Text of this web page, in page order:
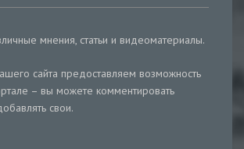
мнения, статьи и видеоматериалы.
сайта предоставляем возможность
– вы можете комментировать
свои.